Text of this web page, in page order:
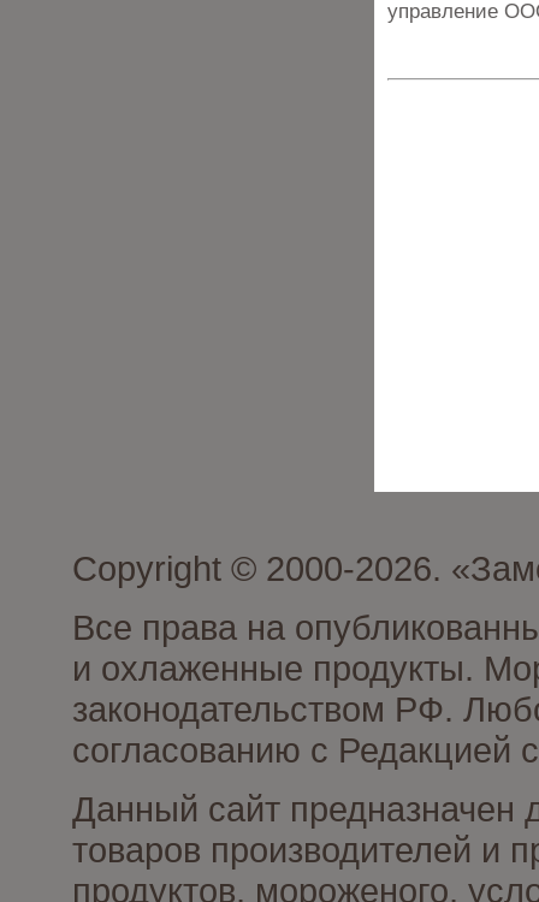
управление
Copyright © 2000-2026.
Все права на
и охлаженные продукты.
законодательством РФ.
согласованию с Редакцией
Данный сайт предназначен
товаров производителей и
продуктов, мороженого,